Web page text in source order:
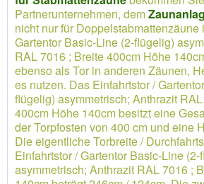
Partnerunternehmen, dem
nicht nur für Doppelstabmattenzäune
Gartentor Basic-Line (2-flügelig)
RAL 7016 ; Breite 400cm Höhe
ebenso als Tor in anderen Zäunen,
es nutzen. Das Einfahrtstor /
flügelig) asymmetrisch; Anthrazit
400cm Höhe 140cm besitzt eine
der Torpfosten von 400 cm und eine
Die eigentliche Torbreite /
Einfahrtstor / Gartentor Basic-Line (2-
asymmetrisch; Anthrazit RAL 7016 ;